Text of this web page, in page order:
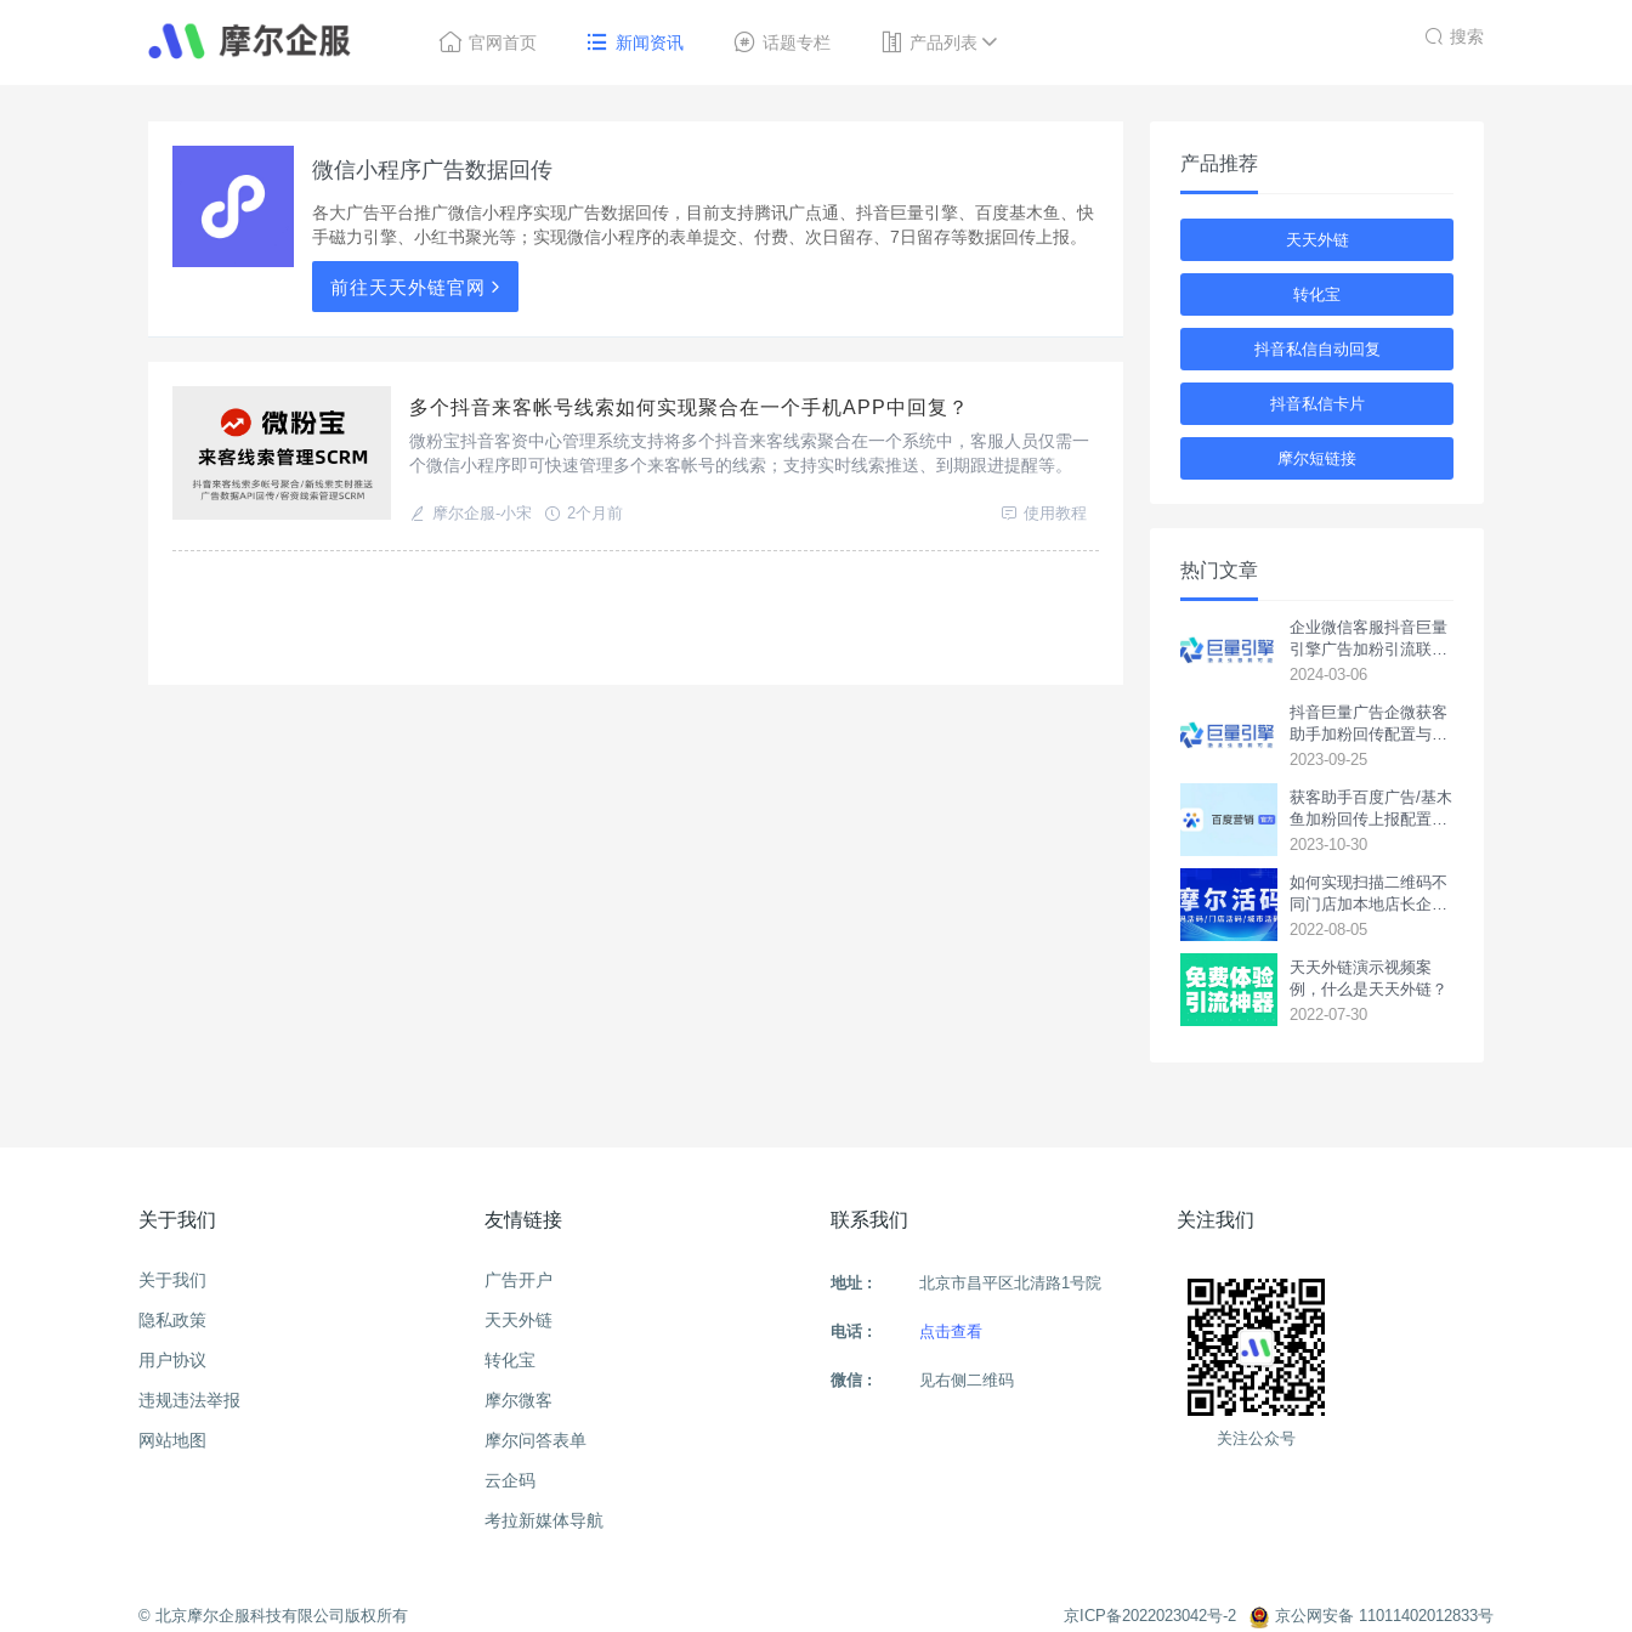
官网首页 新闻资讯 话题专栏 产品列表 搜索
微信小程序广告数据回传
各大广告平台推广微信小程序实现广告数据回传，目前支持腾讯广点通、抖音巨量引擎、百度基木鱼、快
手磁力引擎、小红书聚光等；实现微信小程序的表单提交、付费、次日留存、7日留存等数据回传上报。
前往天天外链官网
多个抖音来客帐号线索如何实现聚合在一个手机APP中回复？
微粉宝抖音客资中心管理系统支持将多个抖音来客线索聚合在一个系统中，客服人员仅需一
个微信小程序即可快速管理多个来客帐号的线索；支持实时线索推送、到期跟进提醒等。
摩尔企服-小宋 2个月前 使用教程
产品推荐
天天外链
转化宝
抖音私信自动回复
抖音私信卡片
摩尔短链接
热门文章
企业微信客服抖音巨量
引擎广告加粉引流联调
回传配置教程
2024-03-06
抖音巨量广告企微获客
助手加粉回传配置与联
调教程
2023-09-25
获客助手百度广告/基木
鱼加粉回传上报配置教
程
2023-10-30
如何实现扫描二维码不
同门店加本地店长企业
微信或本地活动群
2022-08-05
天天外链演示视频案
例，什么是天天外链？
2022-07-30
关于我们
关于我们
隐私政策
用户协议
违规违法举报
网站地图
友情链接
广告开户
天天外链
转化宝
摩尔微客
摩尔问答表单
云企码
考拉新媒体导航
联系我们
地址 : 北京市昌平区北清路1号院
电话 : 点击查看
微信 : 见右侧二维码
关注我们
关注公众号
©️ 北京摩尔企服科技有限公司版权所有 京ICP备2022023042号-2 京公网安备 11011402012833号